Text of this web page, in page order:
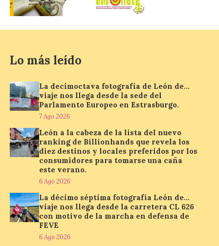
agosto con seguridad
7 Ago 2026
que permite conocer la
posición exacta del Sol y
para observar el eclipse
solar del 12 de agosto de 2026 sin
obstáculos. El visor es una herramienta a
la […]
Paradores renueva su
compromiso con La Vuelta
como patrocinador oficial
7 Ago 2026
La cadena hotelera pública
volverá a estar presente
junto al control de firmas
Lo más leído
La decimoctava fotografía de León de…
viaje nos llega desde la sede del
Parlamento Europeo en Estrasburgo.
7 Ago 2026
León a la cabeza de la lista del nuevo
ranking de Billionhands que revela los
diez destinos y locales preferidos por los
consumidores para tomarse una caña
este verano.
6 Ago 2026
La décimo séptima fotografía León de…
viaje nos llega desde la carretera CL 626
con motivo de la marcha en defensa de
FEVE
6 Ago 2026